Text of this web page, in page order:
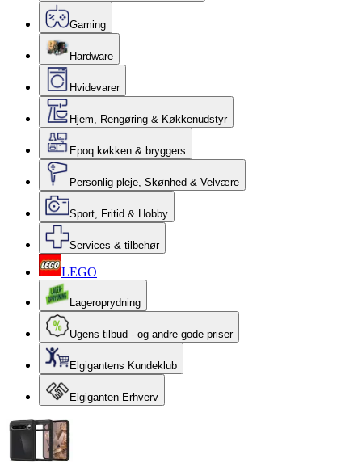
Gaming
Hardware
Hvidevarer
Hjem, Rengøring & Køkkenudstyr
Epoq køkken & bryggers
Personlig pleje, Skønhed & Velvære
Sport, Fritid & Hobby
Services & tilbehør
LEGO
Lageroprydning
Ugens tilbud - og andre gode priser
Elgigantens Kundeklub
Elgiganten Erhverv